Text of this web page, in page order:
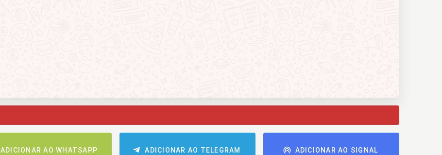
ADICIONAR AO WHATSAPP ADICIONAR AO TELEGRAM ADICIONAR AO SIGNAL